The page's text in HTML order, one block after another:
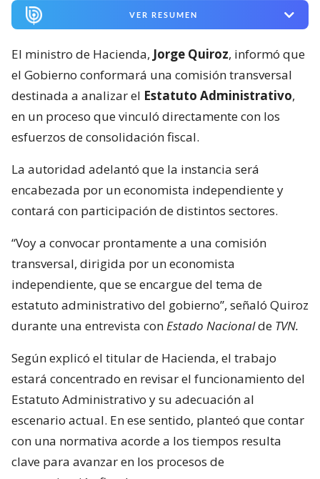
VER RESUMEN
El ministro de Hacienda, Jorge Quiroz, informó que
el Gobierno conformará una comisión transversal
destinada a analizar el Estatuto Administrativo,
en un proceso que vinculó directamente con los
esfuerzos de consolidación fiscal.
La autoridad adelantó que la instancia será
encabezada por un economista independiente y
contará con participación de distintos sectores.
“Voy a convocar prontamente a una comisión
transversal, dirigida por un economista
independiente, que se encargue del tema de
estatuto administrativo del gobierno”, señaló Quiroz
durante una entrevista conEstado Nacionalde TVN.
Según explicó el titular de Hacienda, el trabajo
estará concentrado en revisar el funcionamiento del
Estatuto Administrativo y su adecuación al
escenario actual. En ese sentido, planteó que contar
con una normativa acorde a los tiempos resulta
clave para avanzar en los procesos de